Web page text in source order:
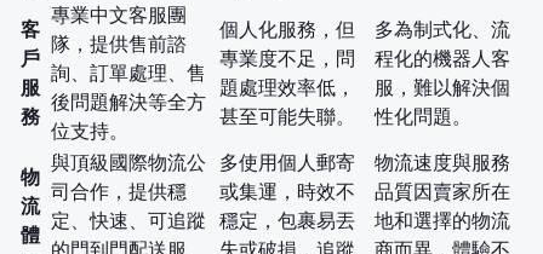
客
戶
服
務
專業中文客服團
隊，提供售前諮
詢、訂單處理、售
後問題解決等全方
位支持。
個人化服務，但
專業度不足，問
題處理效率低，
甚至可能失聯。
多為制式化、流
程化的機器人客
服，難以解決個
性化問題。
物
流
體
與頂級國際物流公
司合作，提供穩
定、快速、可追蹤
多使用個人郵寄
或集運，時效不
穩定，包裹易丟
物流速度與服務
品質因賣家所在
地和選擇的物流